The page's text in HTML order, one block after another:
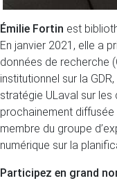
Émilie Fortin est
En janvier 2021, elle a
données de recherche
institutionnel sur la
stratégie ULaval sur
prochainement
membre du groupe
numérique sur la
Participez en grand